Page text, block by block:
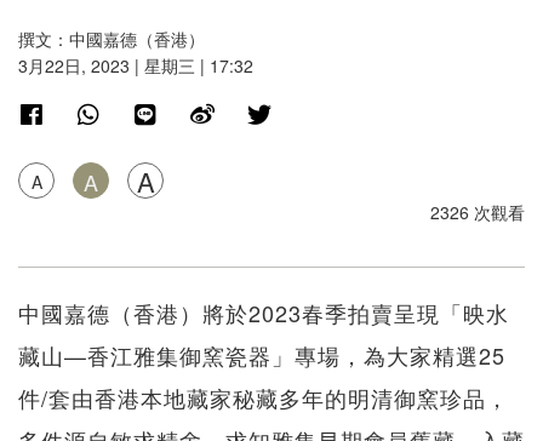
撰文：中國嘉德（香港）
3月22日, 2023 | 星期三 | 17:32
A A A
2326 次觀看
中國嘉德（香港）將於2023春季拍賣呈現「映水
藏山—香江雅集御窯瓷器」專場，為大家精選25
件/套由香港本地藏家秘藏多年的明清御窯珍品，